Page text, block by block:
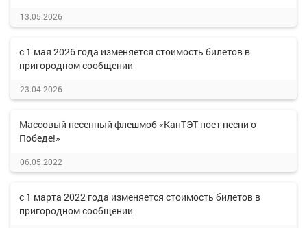
13.05.2026
с 1 мая 2026 года изменяется стоимость билетов в
пригородном сообщении
23.04.2026
Массовый песенный флешмоб «КанТЭТ поет песни о
Победе!»
06.05.2022
с 1 марта 2022 года изменяется стоимость билетов в
пригородном сообщении